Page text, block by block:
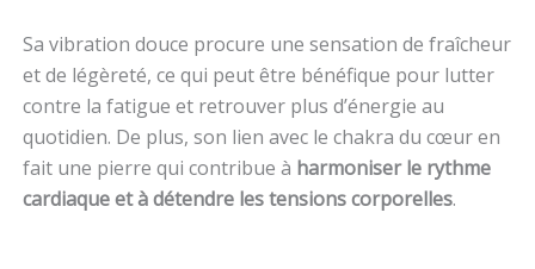
Sa vibration douce procure une sensation de fraîcheur
et de légèreté, ce qui peut être bénéfique pour lutter
contre la fatigue et retrouver plus d’énergie au
quotidien. De plus, son lien avec le chakra du cœur en
fait une pierre qui contribue à harmoniser le rythme
cardiaque et à détendre les tensions corporelles.